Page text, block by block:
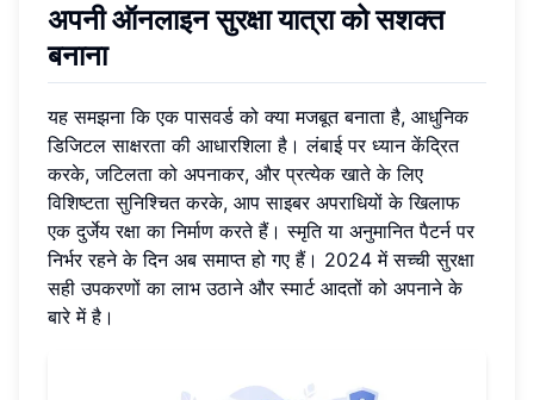
अपनी ऑनलाइन सुरक्षा यात्रा को सशक्त
बनाना
यह समझना कि एक पासवर्ड को क्या मजबूत बनाता है, आधुनिक
डिजिटल साक्षरता की आधारशिला है। लंबाई पर ध्यान केंद्रित
करके, जटिलता को अपनाकर, और प्रत्येक खाते के लिए
विशिष्टता सुनिश्चित करके, आप साइबर अपराधियों के खिलाफ
एक दुर्जेय रक्षा का निर्माण करते हैं। स्मृति या अनुमानित पैटर्न पर
निर्भर रहने के दिन अब समाप्त हो गए हैं। 2024 में सच्ची सुरक्षा
सही उपकरणों का लाभ उठाने और स्मार्ट आदतों को अपनाने के
बारे में है।